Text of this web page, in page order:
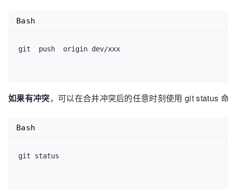
git  push  origin dev/xxx
Bash
如果有冲突，可以在合并冲突后的任意时刻使用 git status
git status
Bash